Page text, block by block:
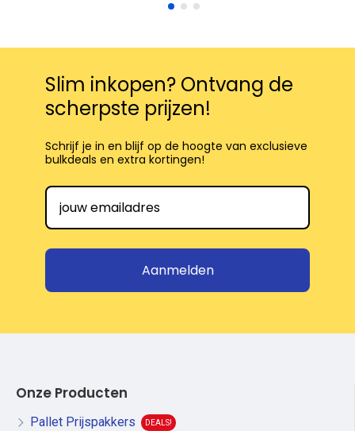
Slim inkopen? Ontvang de
scherpste prijzen!
Schrijf je in en blijf op de hoogte van exclusieve
bulkdeals en extra kortingen!
Aanmelden
Onze Producten
Pallet Prijspakkers DEALS!